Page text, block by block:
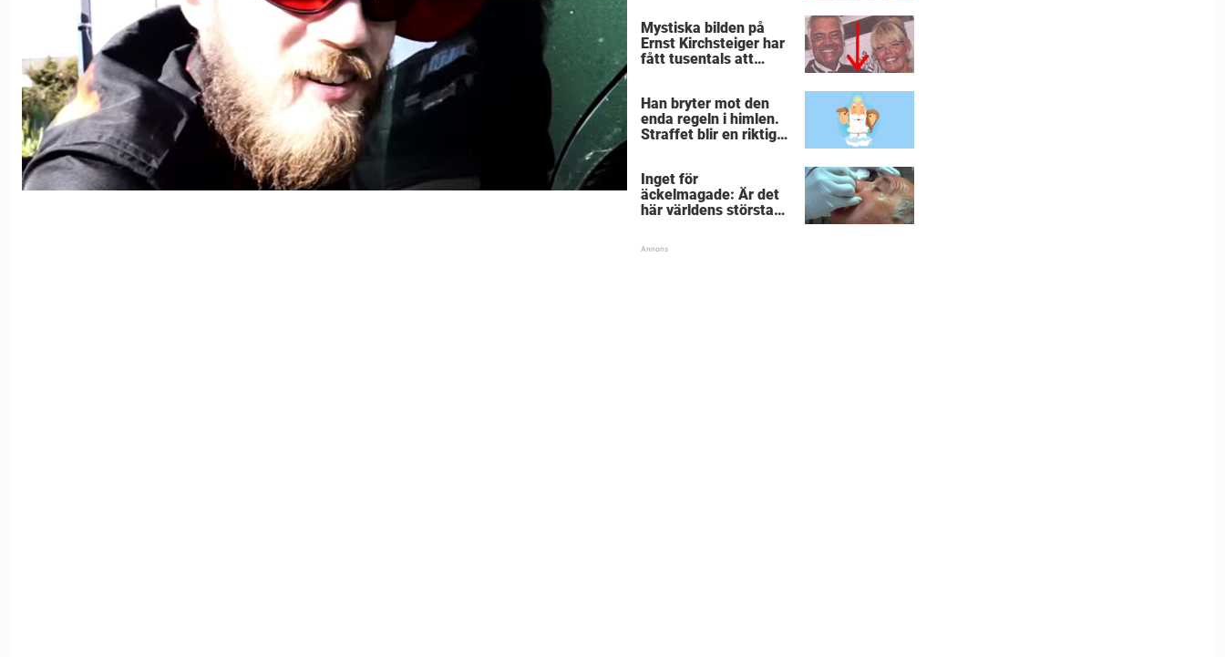
Mystiska bilden på
Ernst Kirchsteiger har
fått tusentals att
Han bryter mot den
enda regeln i himlen.
Straffet blir en riktigt
Inget för
äckelmagade: Är det
här världens största